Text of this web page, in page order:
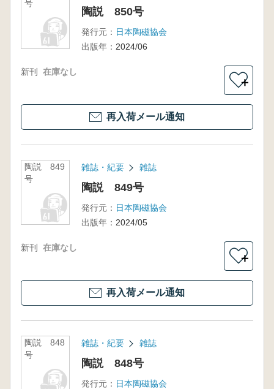
号
陶説 850号
発行元： 日本陶磁協会
出版年： 2024/06
新刊 在庫なし
＋
再入荷メール通知
陶説 849
号
雑誌・紀要 雑誌
陶説 849号
発行元： 日本陶磁協会
出版年： 2024/05
新刊 在庫なし
＋
再入荷メール通知
陶説 848
号
雑誌・紀要 雑誌
陶説 848号
発行元： 日本陶磁協会